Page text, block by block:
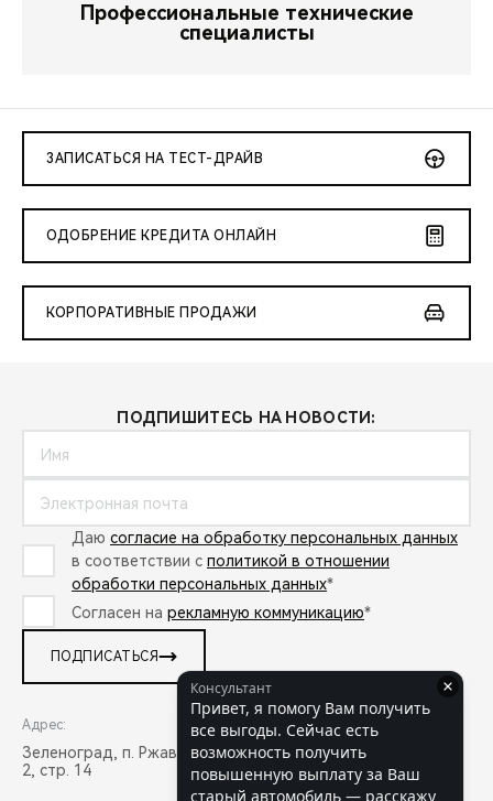
Профессиональные технические
специалисты
ЗАПИСАТЬСЯ НА ТЕСТ-ДРАЙВ
ОДОБРЕНИЕ КРЕДИТА ОНЛАЙН
КОРПОРАТИВНЫЕ ПРОДАЖИ
ПОДПИШИТЕСЬ НА НОВОСТИ:
Даю согласие на обработку персональных данных
в соответствии с политикой в отношении
обработки персональных данных*
Согласен на рекламную коммуникацию*
ПОДПИСАТЬСЯ
Адрес:
Зеленоград, п. Ржавки, мкр.
2, стр. 14
Режим работы:
пн-вс: 09:00-21:00